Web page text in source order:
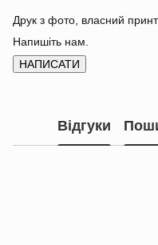
Друк з фото, власний
Напишіть нам.
НАПИСАТИ
Відгуки